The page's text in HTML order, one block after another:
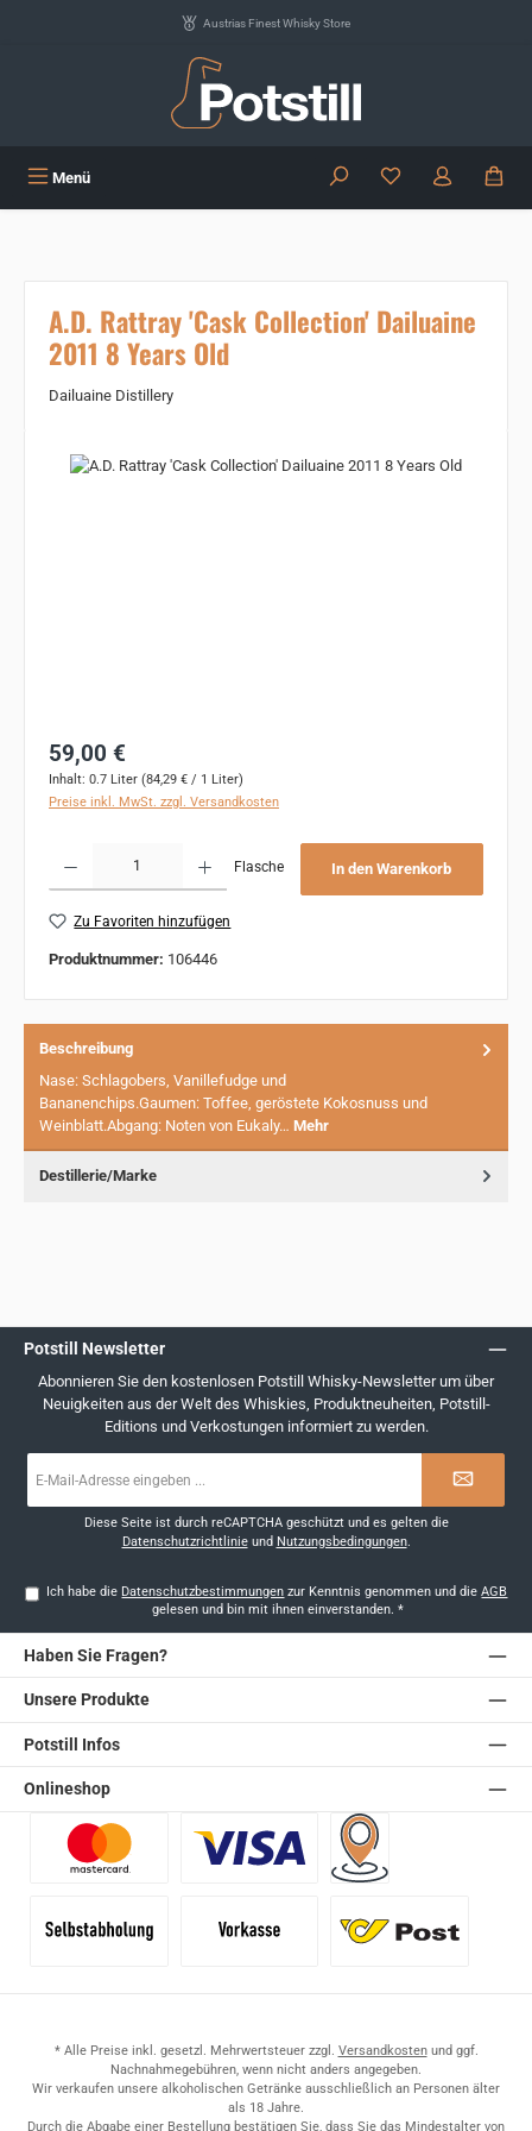
Austrias Finest Whisky Store
Menü Du hast 0
A.D. Rattray 'Cask Collection' Dailuaine
2011 8 Years Old
Dailuaine Distillery
Bildergalerie überspringen
Regulärer Preis:
59,00 €
Inhalt: 0.7 Liter (84,29 € / 1 Liter)
Preise inkl. MwSt. zzgl. Versandkosten
Flasche In den Warenkorb
Zu Favoriten hinzufügen
Produktnummer: 106446
Beschreibung
Nase: Schlagobers, Vanillefudge und
Bananenchips.Gaumen: Toffee, geröstete Kokosnuss und
Weinblatt.Abgang: Noten von Eukaly… Mehr
Destillerie/Marke
Potstill Newsletter
Abonnieren Sie den kostenlosen Potstill Whisky-Newsletter um über
Neuigkeiten aus der Welt des Whiskies, Produktneuheiten, Potstill-
Editions und Verkostungen informiert zu werden.
Mail-
Diese Seite ist durch reCAPTCHA geschützt und es gelten die
Datenschutzrichtlinieund Nutzungsbedingungen.
Ich habe die Datenschutzbestimmungen zur Kenntnis genommen und dieAGB
gelesen und bin mit ihnen einverstanden. *
Haben Sie Fragen?
Unsere Produkte
Potstill Infos
Onlineshop
* Alle Preise inkl. gesetzl. Mehrwertsteuer zzgl. Versandkostenund ggf.
Nachnahmegebühren, wenn nicht anders angegeben.
Wir verkaufen unsere alkoholischen Getränke ausschließlich an Personen älter
als 18 Jahre.
Durch die Abgabe einer Bestellung bestätigen Sie, dass Sie das Mindestalter von